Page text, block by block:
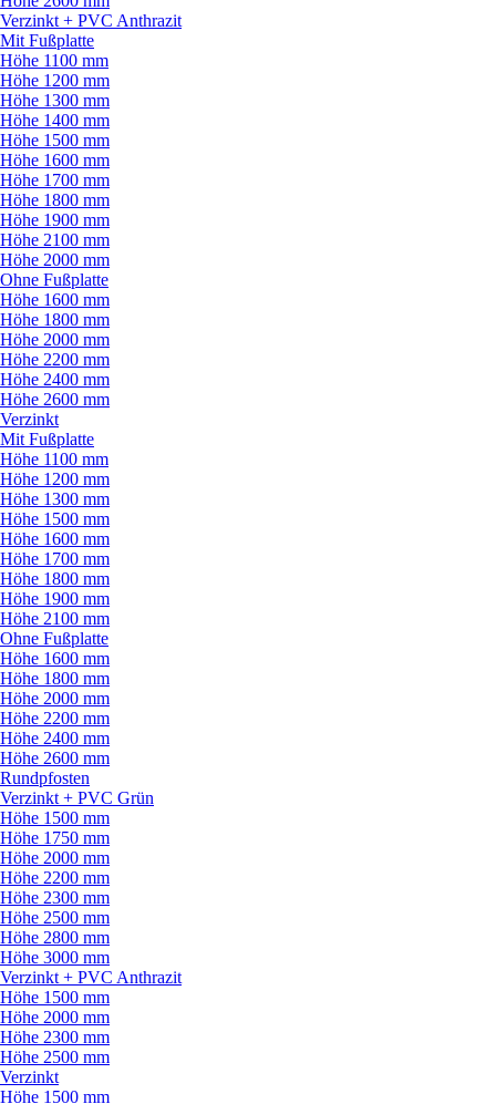
Verzinkt + PVC Anthrazit
Mit Fußplatte
Höhe 1100 mm
Höhe 1200 mm
Höhe 1300 mm
Höhe 1400 mm
Höhe 1500 mm
Höhe 1600 mm
Höhe 1700 mm
Höhe 1800 mm
Höhe 1900 mm
Höhe 2100 mm
Höhe 2000 mm
Ohne Fußplatte
Höhe 1600 mm
Höhe 1800 mm
Höhe 2000 mm
Höhe 2200 mm
Höhe 2400 mm
Höhe 2600 mm
Verzinkt
Mit Fußplatte
Höhe 1100 mm
Höhe 1200 mm
Höhe 1300 mm
Höhe 1500 mm
Höhe 1600 mm
Höhe 1700 mm
Höhe 1800 mm
Höhe 1900 mm
Höhe 2100 mm
Ohne Fußplatte
Höhe 1600 mm
Höhe 1800 mm
Höhe 2000 mm
Höhe 2200 mm
Höhe 2400 mm
Höhe 2600 mm
Rundpfosten
Verzinkt + PVC Grün
Höhe 1500 mm
Höhe 1750 mm
Höhe 2000 mm
Höhe 2200 mm
Höhe 2300 mm
Höhe 2500 mm
Höhe 2800 mm
Höhe 3000 mm
Verzinkt + PVC Anthrazit
Höhe 1500 mm
Höhe 2000 mm
Höhe 2300 mm
Höhe 2500 mm
Verzinkt
Höhe 1500 mm